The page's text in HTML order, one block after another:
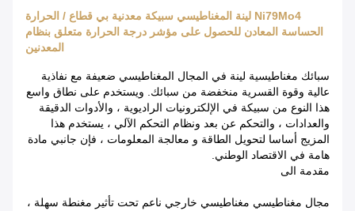
Ni79Mo4 لينة المغناطيسي سبيكة معدنية بي قطاع / الحرارة
الحساسة المعادن للحصول على مؤشر درجة الحرارة متعلق بنظام
المعدنين
سبائك مغناطيسية لينة في المجال المغناطيسي ضعيفة مع نفاذية
عالية وقوة القسرية منخفضة من سبائك. ويستخدم على نطاق واسع
هذا النوع من سبيكة في الإلكترونيات الراديوية ، والأدوات الدقيقة
والعدادات ، والتحكم عن بعد ونظام التحكم الآلي ، يستخدم هذا
المزيج أساسا لتحويل الطاقة و معالجة المعلومات ، فإن جانبي مادة
هامة في الاقتصاد الوطني.
مقدمة الى
مجال مغناطيسي مغناطيسي خارجي ناعم تحت تأثير مغنطة سهلة ،